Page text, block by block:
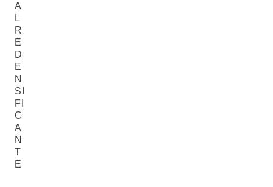
A
L
R
E
D
E
N
SI
FI
C
A
N
T
E